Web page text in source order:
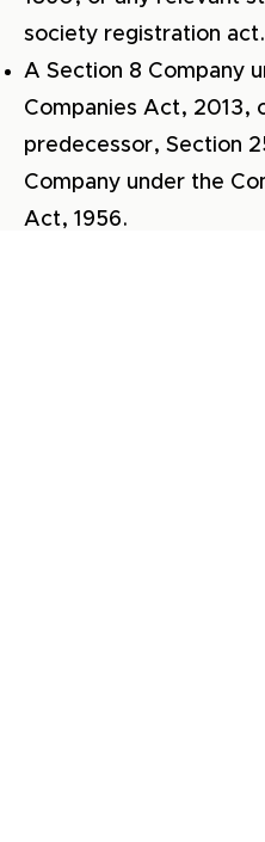
society registration act.
A Section 8 Company
Companies Act, 2013,
predecessor, Section
Company under the
Act, 1956.